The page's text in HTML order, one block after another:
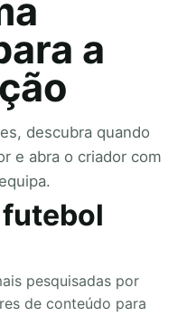
a
descubra quando
e abra o criador com
pesquisadas por
de conteúdo para